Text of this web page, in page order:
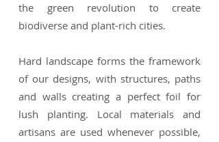
the green revolution to create
biodiverse and plant-rich cities.
Hard landscape forms the framework
of our designs, with structures, paths
and walls creating a perfect foil for
lush planting. Local materials and
artisans are used whenever possible,